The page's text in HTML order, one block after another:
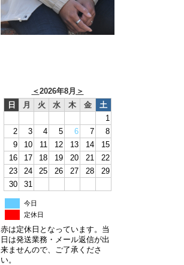
＜2026年8月 ＞
日
月 火 水 木 金
土
1
2
3 4 5 6 7
8
9
10 11 12 13 14
15
16
17 18 19 20 21
22
23
24 25 26 27 28
29
30
31
今日
定休日
赤は定休日となっています。当
日は発送業務・メール返信が出
来ませんので、ご了承くださ
い。